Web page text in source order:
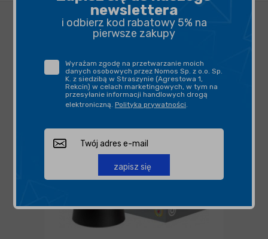
newslettera
i odbierz kod rabatowy 5% na
pierwsze zakupy
Wyrażam zgodę na przetwarzanie moich
danych osobowych przez Nomos Sp. z o.o. Sp.
K. z siedzibą w Straszynie (Agrestowa 1,
Rekcin) w celach marketingowych, w tym na
przesyłanie informacji handlowych drogą
elektroniczną. Polityka prywatności.
zapisz się